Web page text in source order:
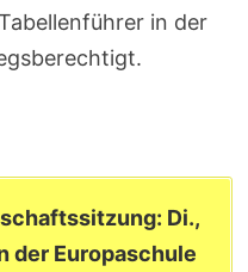
in der
Di.,
der Europaschule